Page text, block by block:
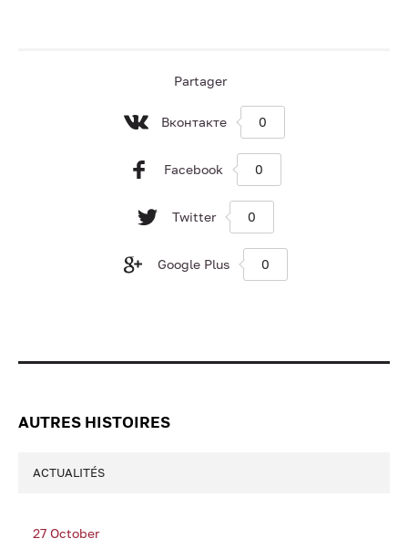
Partager
Вконтакте 0
Facebook 0
Twitter 0
Google Plus 0
AUTRES HISTOIRES
ACTUALITÉS
27 October